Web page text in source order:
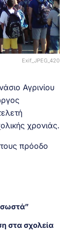
Exif_JPEG_420
Αγρινίου
χρονιάς.
πρόοδο
σωστά”
στα σχολεία